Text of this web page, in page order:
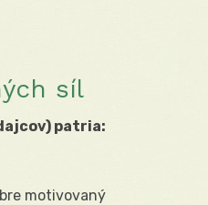
síl
patria:
motivovaný